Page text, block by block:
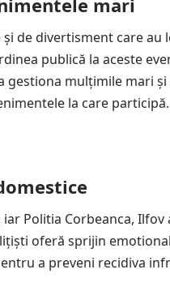
de divertisment care au
publică la aceste
mulțimile mari și
la care participă.
Politia Corbeanca, Ilfov
oferă sprijin
a preveni recidiva